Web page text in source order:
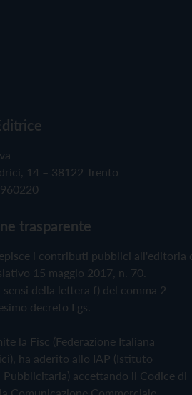
14 – 38122 Trento
trasparente
i contributi pubblici all'editoria
15 maggio 2017, n. 70.
sensi della lettera f) del comma 2
decreto Lgs.
la Fisc (Federazione Italiana
ha aderito allo IAP (Istituto
accettando il Codice di